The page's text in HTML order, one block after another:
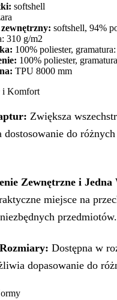
softshell
softshell, 94%
310 g/m2
100% poliester,
100% poliester,
TPU 8000 mm
i Komfort
Zwiększa
dostosowanie do
Zewnętrzne i Jedna
miejsce na
przedmiotów.
Dostępna w
dopasowanie do